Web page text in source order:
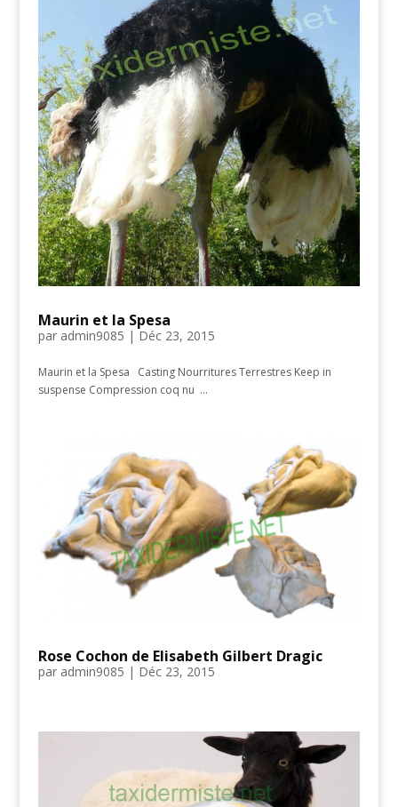
Maurin et la Spesa
par admin9085 | Déc 23, 2015
Maurin et la Spesa Casting Nourritures Terrestres Keep in
suspense Compression coq nu ...
Rose Cochon de Elisabeth Gilbert Dragic
par admin9085 | Déc 23, 2015